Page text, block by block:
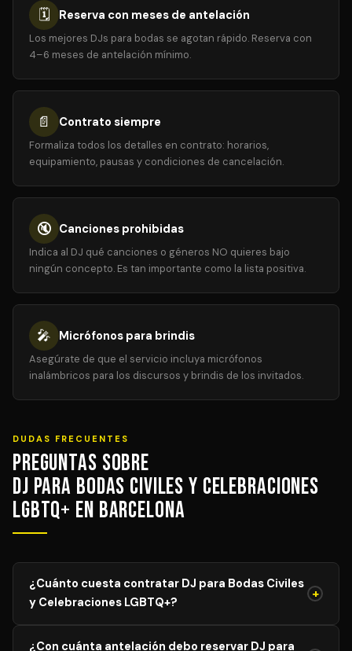
🗓️ Reserva con meses de antelación
Los mejores DJs para bodas se agotan rápido. Reserva con
4–6 meses de antelación mínimo.
📄 Contrato siempre
Formaliza todos los detalles en contrato: horarios,
equipamiento, pausas y condiciones de cancelación.
🔇 Canciones prohibidas
Indica al DJ qué canciones o géneros NO quieres bajo
ningún concepto. Es tan importante como la lista positiva.
🎤 Micrófonos para brindis
Asegúrate de que el servicio incluya micrófonos
inalámbricos para los discursos y brindis de los invitados.
DUDAS FRECUENTES
Preguntas sobre
DJ para Bodas Civiles y Celebraciones
LGBTQ+ en Barcelona
¿Cuánto cuesta contratar DJ para Bodas Civiles
y Celebraciones LGBTQ+?
+
¿Con cuánta antelación debo reservar DJ para